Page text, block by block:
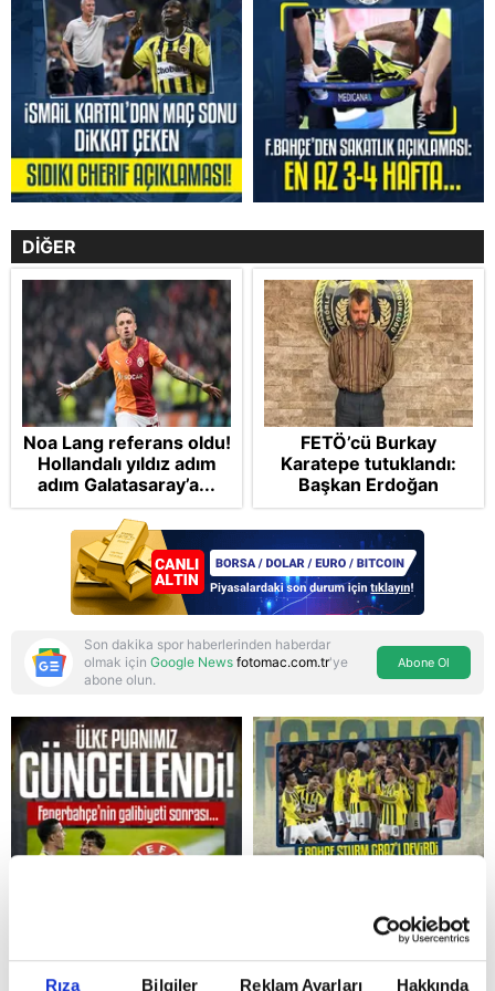
Rıza Bilgiler Reklam Ayarları Hakkında
Reddet
DİĞER
Noa Lang referans oldu!
Hollandalı yıldız adım
adım Galatasaray’a...
FETÖ’cü Burkay
Karatepe tutuklandı:
Başkan Erdoğan
şikayetçi oldu! 5 suçtan
dava talebi
Son dakika spor haberlerinden haberdar
olmak için Google News fotomac.com.tr'ye
abone olun.
Abone Ol